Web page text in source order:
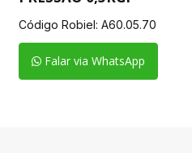
Código Robiel: A60.05.70
Falar via WhatsApp